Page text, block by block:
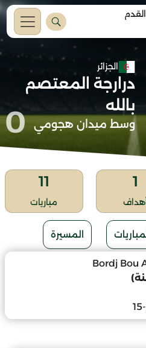
الجزائر
درارجة المعتصم
بالله
وسط ميدان هجومي 0
1
11
مباريات
المسيرة
Bordj Bou